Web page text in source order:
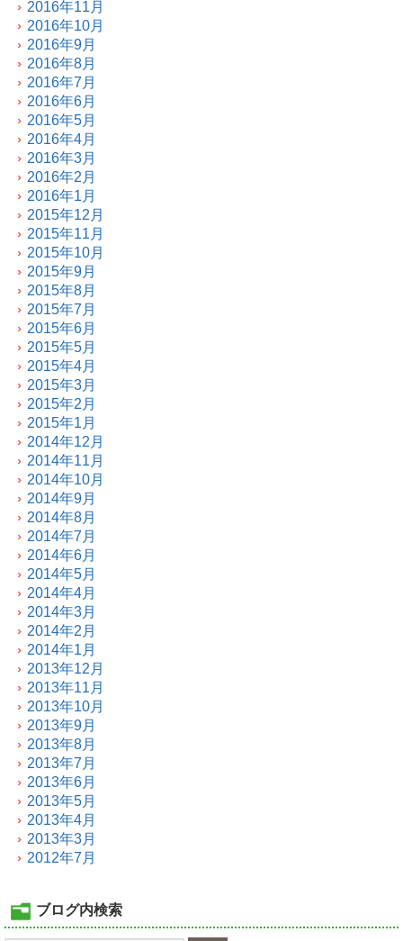
2016年11月
2016年10月
2016年9月
2016年8月
2016年7月
2016年6月
2016年5月
2016年4月
2016年3月
2016年2月
2016年1月
2015年12月
2015年11月
2015年10月
2015年9月
2015年8月
2015年7月
2015年6月
2015年5月
2015年4月
2015年3月
2015年2月
2015年1月
2014年12月
2014年11月
2014年10月
2014年9月
2014年8月
2014年7月
2014年6月
2014年5月
2014年4月
2014年3月
2014年2月
2014年1月
2013年12月
2013年11月
2013年10月
2013年9月
2013年8月
2013年7月
2013年6月
2013年5月
2013年4月
2013年3月
2012年7月
ブログ内検索